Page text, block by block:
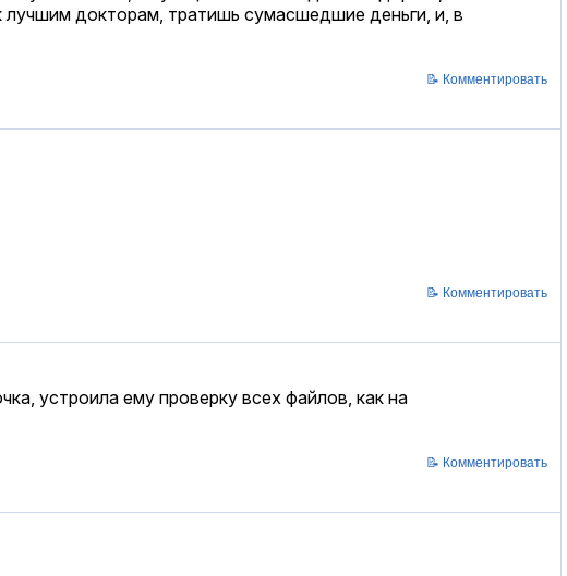
лучшим докторам, тратишь сумасшедшие деньги, и, в
📝 Комментировать
📝 Комментировать
устроила ему проверку всех файлов, как на
📝 Комментировать